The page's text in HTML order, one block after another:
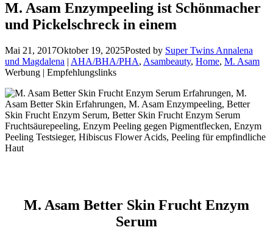
M. Asam Enzympeeling ist Schönmacher
und Pickelschreck in einem
Mai 21, 2017Oktober 19, 2025Posted by Super Twins Annalena
und Magdalena | AHA/BHA/PHA, Asambeauty, Home, M. Asam
Werbung | Empfehlungslinks
M. Asam Better Skin Frucht Enzym
Serum